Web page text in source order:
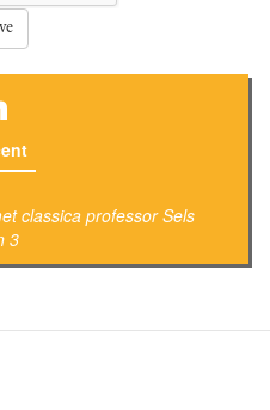
classica professor Sels
3